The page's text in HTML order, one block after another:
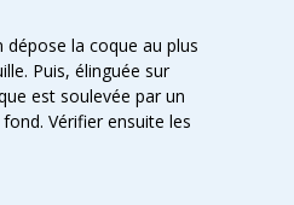
dépose la coque au plus
Puis, élinguée sur
est soulevée par un
Vérifier ensuite les